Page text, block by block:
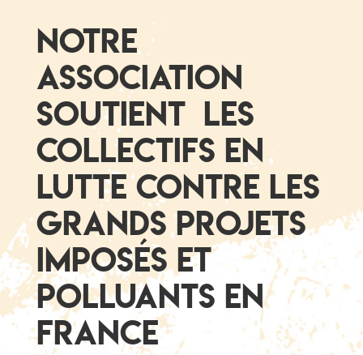
Notre
association
soutient les
collectifs en
lutte contre les
grands projets
imposés et
polluants en
france